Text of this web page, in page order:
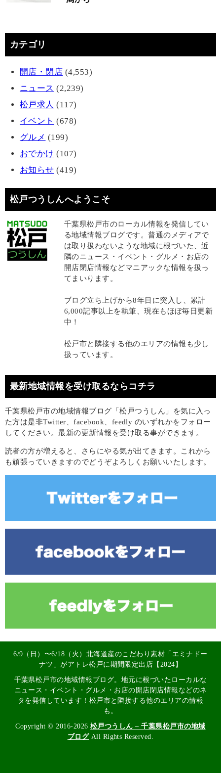
カテゴリ
開店・閉店 (4,553)
ニュース (2,239)
松戸求人 (117)
イベント (678)
グルメ (199)
おでかけ (107)
お知らせ (419)
松戸つうしんへようこそ
千葉県松戸市のローカル情報を発信してい
る地域情報ブログです。普通のメディアで
は取り扱わないような地域に根づいた、近
隣のニュース・イベント・グルメ・お店の
開店閉店情報などマニアックな情報を扱っ
てまいります。
ブログ立ち上げから8年目に突入し、累計
6,000記事以上を執筆、現在もほぼ毎日更新
中！
松戸市と隣接する他のエリアの情報も少し
扱っています。
最新地域情報を受け取るならコチラ
千葉県松戸市の地域情報ブログ「松戸つうしん」を気に入っ
た方は是非Twitter、facebook、feedly のいずれかをフォロー
してください。最新の更新情報を受け取る事ができます。
読者の方が増えると、さらにやる気が出てきます。これから
も頑張っていきますのでどうぞよろしくお願いいたします。
6/9（日）〜6/18（火）北海道産のこだわり素材「エミナドー
ナツ」がアトレ松戸に期間限定出店【2024】
千葉県松戸市の地域情報ブログ。地元に根づいたローカルな
ニュース・イベント・グルメ・お店の開店閉店情報などのネ
タを発信しています！松戸市と隣接する他のエリアの情報
も。
Copyright © 2016-2026 松戸つうしん – 千葉県松戸市の地域
ブログAll Rights Reserved.